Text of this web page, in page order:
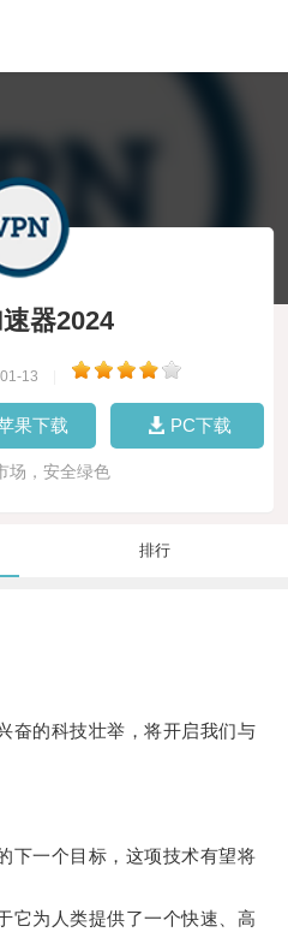
器2024
13
果下载 PC下载
场，安全绿色
排行
的科技壮举，将开启我们与
一个目标，这项技术有望将
为人类提供了一个快速、高